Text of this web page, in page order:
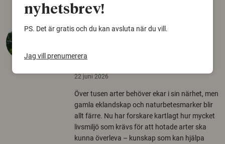
Så mycket eklandskap
arter
22 juni 2026
Över tusen arter behöver ekar i sin närhet, men
gamla eklandskap och naturbetesmarker blir
allt färre. Nu har forskare kartlagt hur mycket
livsmiljö som krävs för att hotade arter ska
kunna överleva – kunskap som kan hjälpa
nyhetsbrev!
PS. Det är gratis och du kan avsluta när du vill.
Jag vill prenumerera